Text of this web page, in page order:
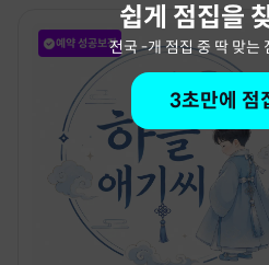
쉽게 점집을
전국-개 점집 중 딱 맞는
3초만에 점
예약 성공보장